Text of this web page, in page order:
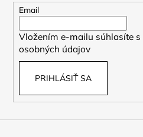
Email
Vložením e-mailu súhlasíte s
osobných údajov
PRIHLÁSIŤ SA